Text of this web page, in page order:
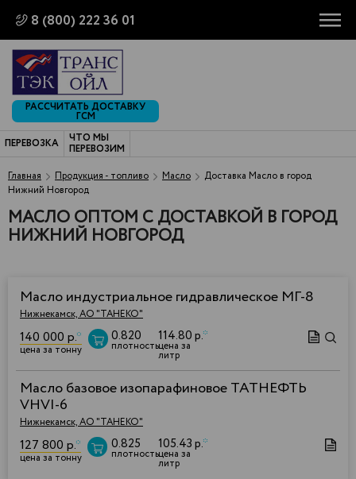
8 (800) 222 36 01
РАССЧИТАТЬ ДОСТАВКУ
ГСМ
ПЕРЕВОЗКА
ЧТО МЫ
ПЕРЕВОЗИМ
Главная
Продукция - топливо Масло
Доставка Масло в город
Нижний Новгород
МАСЛО ОПТОМ С ДОСТАВКОЙ В ГОРОД
НИЖНИЙ НОВГОРОД
Масло индустриальное гидравлическое МГ-8
Нижнекамск, АО "ТАНЕКО"
140 000 р.*
цена за тонну
0.820
плотность
114.80 р.*
цена за
литр
Масло базовое изопарафиновое ТАТНЕФТЬ
VHVI-6
Нижнекамск, АО "ТАНЕКО"
127 800 р.*
цена за тонну
0.825
плотность
105.43 р.*
цена за
литр